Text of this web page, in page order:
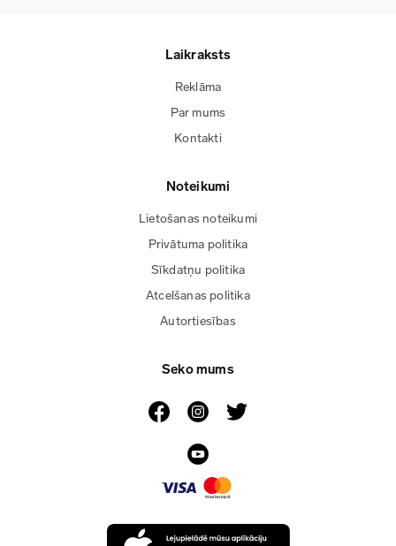
Laikraksts
Reklāma
Par mums
Kontakti
Noteikumi
Lietošanas noteikumi
Privātuma politika
Sīkdatņu politika
Atcelšanas politika
Autortiesības
Seko mums